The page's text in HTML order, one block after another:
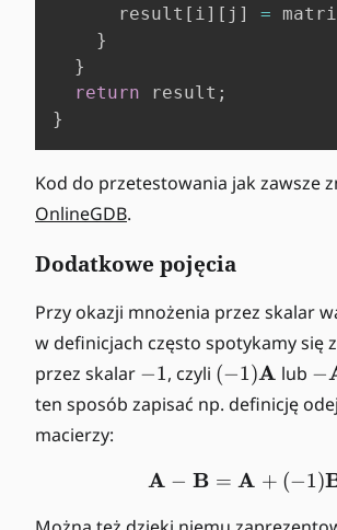
      result
[ i] [ j ] =
}
}
return result ;
}
Kod do przetestowania jak zawsze
OnlineGDB.
Dodatkowe pojęcia
Przy okazji mnożenia przez skalar
w definicjach często spotykamy się
przez skalar -
1
−1, czyli (-
1
t
(−1)A lub -
\
t
h
b
−
ten sposób zapisać np. definicję
macierzy:
A − B = A + (−1)